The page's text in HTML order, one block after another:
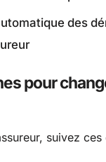
des
pour
suivez ces